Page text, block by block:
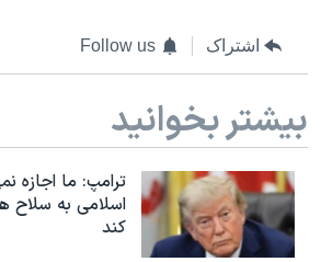
اشتراک Follow us
بیشتر بخوانید
ترامپ: ما اجازه
اسلامی به سلاح
کند